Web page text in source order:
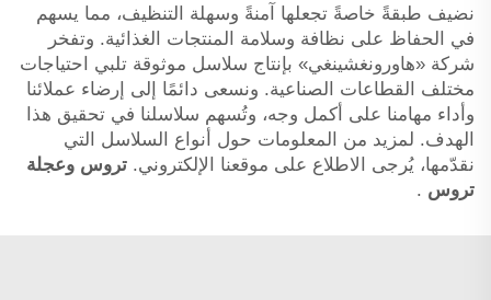
نضيف طبقةً خاصةً تجعلها آمنةً وسهلة التنظيف، مما يسهم
في الحفاظ على نظافة وسلامة المنتجات الغذائية. وتفخر
شركة «هاورونغشينغي» بإنتاج سلاسل موثوقة تلبي احتياجات
مختلف القطاعات الصناعية. ونسعى دائمًا إلى إرضاء عملائنا
وأداء مهامنا على أكمل وجه، وتُسهم سلاسلنا في تحقيق هذا
الهدف. لمزيد من المعلومات حول أنواع السلاسل التي
نقدّمها، يُرجى الاطلاع على موقعنا الإلكتروني. تروس وعجلة
تروس .